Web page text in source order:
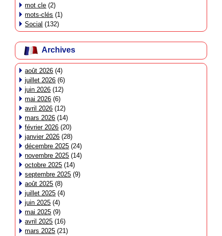
mot cle (2)
mots-clés (1)
Social (132)
Archives
août 2026 (4)
juillet 2026 (6)
juin 2026 (12)
mai 2026 (6)
avril 2026 (12)
mars 2026 (14)
février 2026 (20)
janvier 2026 (28)
décembre 2025 (24)
novembre 2025 (14)
octobre 2025 (14)
septembre 2025 (9)
août 2025 (8)
juillet 2025 (4)
juin 2025 (4)
mai 2025 (9)
avril 2025 (16)
mars 2025 (21)